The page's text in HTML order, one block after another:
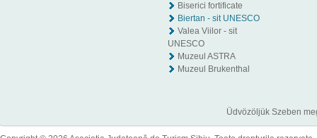
Biserici fortificate
Biertan - sit UNESCO
Valea Viilor - sit
UNESCO
Muzeul ASTRA
Muzeul Brukenthal
Üdvözöljük Szeben